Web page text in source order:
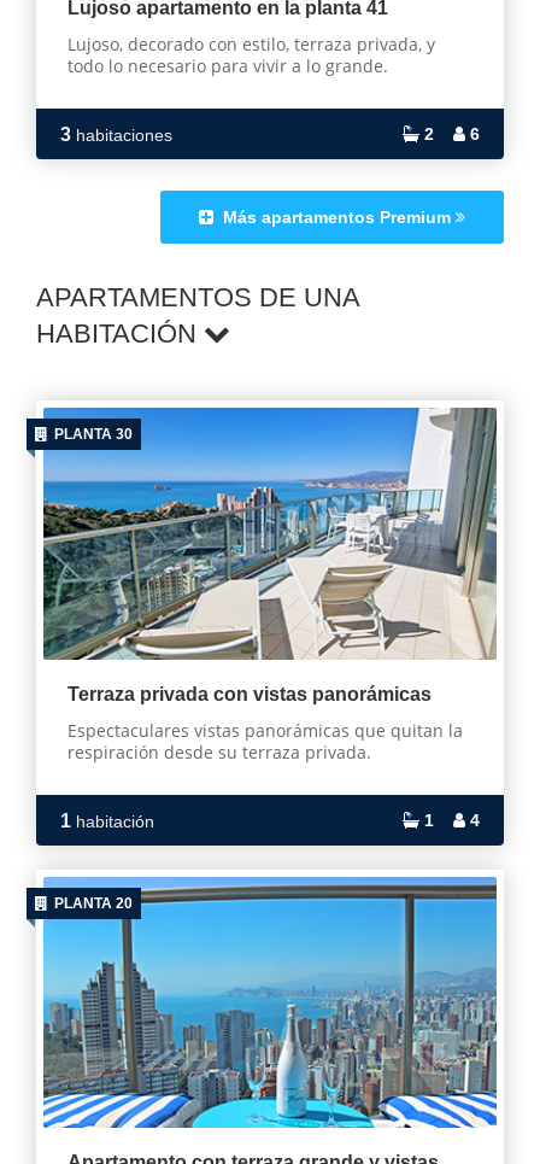
Lujoso apartamento en la planta 41
Lujoso, decorado con estilo, terraza privada, y
todo lo necesario para vivir a lo grande.
3 habitaciones 2 6
Más apartamentos Premium
APARTAMENTOS DE UNA
HABITACIÓN
PLANTA 30
Terraza privada con vistas panorámicas
Espectaculares vistas panorámicas que quitan la
respiración desde su terraza privada.
1 habitación 1 4
PLANTA 20